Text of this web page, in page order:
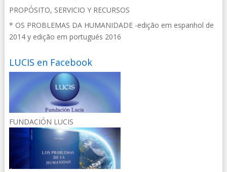
PROPÓSITO, SERVICIO Y RECURSOS
* OS PROBLEMAS DA HUMANIDADE -edição em espanhol de
2014 y edição em portugués 2016
LUCIS en Facebook
FUNDACIÓN LUCIS